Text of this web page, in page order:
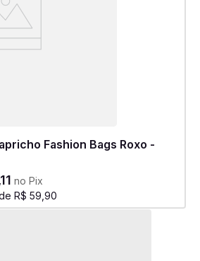
Fashion Bags Roxo -
11 no Pix
R$ 59 90